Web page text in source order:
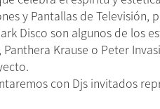
y Pantallas de Televisión,
Disco son algunos de los
Krause o Peter
con Djs invitados